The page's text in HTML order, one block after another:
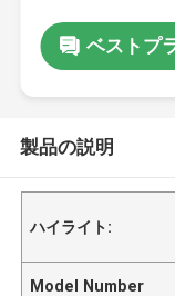
ベストプ
製品の説明
ハイライト:
Model Number